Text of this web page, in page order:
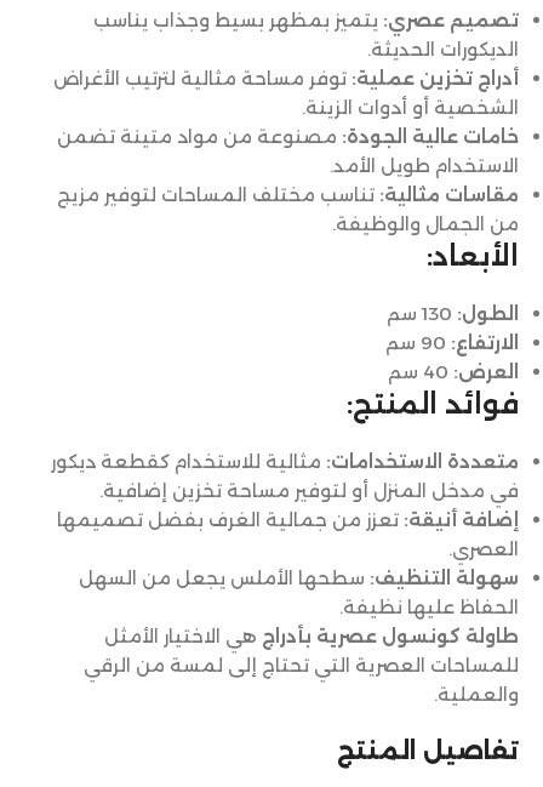
تفاصيل المنتج
تصميم عصري: يتميز بمظهر بسيط وجذاب يناسب
الديكورات الحديثة.
أدراج تخزين عملية: توفر مساحة مثالية لترتيب الأغراض
الشخصية أو أدوات الزينة.
خامات عالية الجودة: مصنوعة من مواد متينة تضمن
الاستخدام طويل الأمد.
مقاسات مثالية: تناسب مختلف المساحات لتوفير مزيج
من الجمال والوظيفة.
الأبعاد:
الطول:
الارتفاع:
العرض:
فوائد المنتج:
متعددة الاستخدامات: مثالية للاستخدام كقطعة ديكور
في مدخل المنزل أو لتوفير مساحة تخزين إضافية.
إضافة أنيقة: تعزز من جمالية الغرف بفضل تصميمها
العصري.
سهولة التنظيف: سطحها الأملس يجعل من السهل
الحفاظ عليها نظيفة.
طاولة كونسول عصرية بأدراج هي الاختيار الأمثل
للمساحات العصرية التي تحتاج إلى لمسة من الرقي
والعملية.